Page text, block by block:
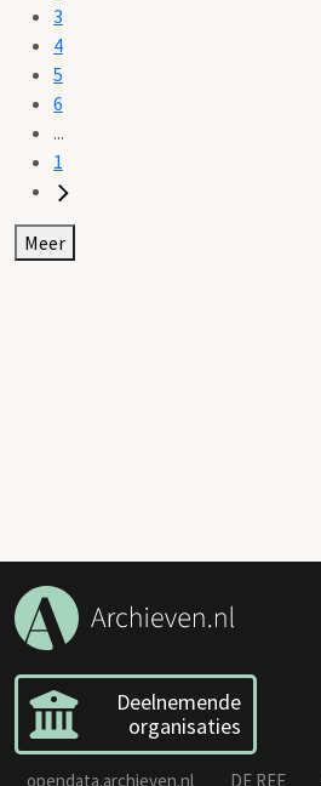
3
4
5
6
...
1
Meer
Deelnemende
organisaties
opendata.archieven.nl DE REE